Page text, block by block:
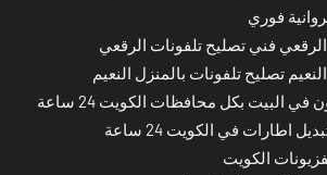
فوري
فني تصليح تلفونات الرقعي
تصليح تلفونات بالمنزل النعيم
البيت بكل محافظات الكويت 24 ساعة
اطارات في الكويت 24 ساعة
الكويت